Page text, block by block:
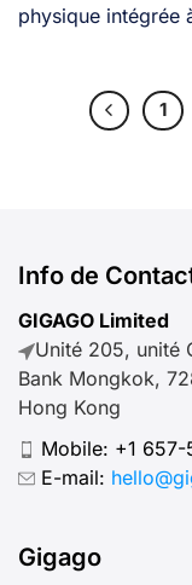
physique intégrée
1
Info de
GIGAGO Limited
Unité 205, unité
Bank Mongkok,
Hong Kong
Mobile: +1 657-
E-mail:
Gigago